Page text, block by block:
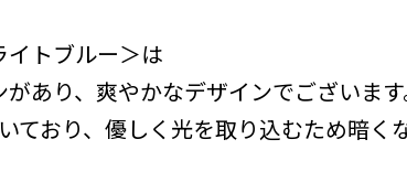
トブルー＞は
あり、爽やかなデザインでございます
ており、優しく光を取り込むため暗く